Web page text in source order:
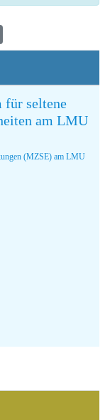
für seltene
am LMU
(MZSE) am LMU